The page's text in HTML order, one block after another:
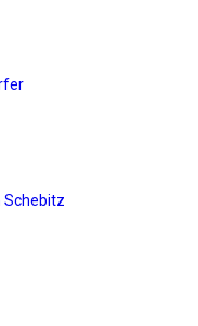
Schebitz